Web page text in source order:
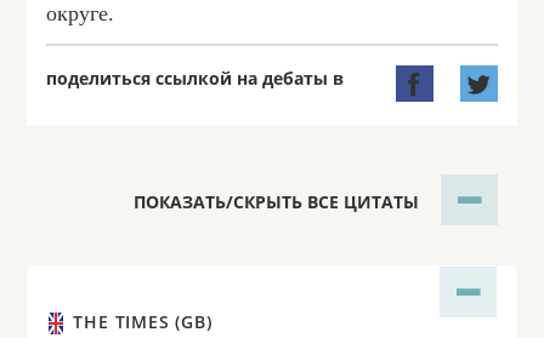
округе.
поделиться ссылкой на дебаты в  
ПОКАЗАТЬ/СКРЫТЬ ВСЕ ЦИТАТЫ
THE TIMES (GB)